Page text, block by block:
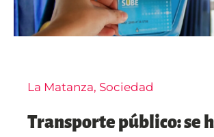
La Matanza, Sociedad
Transporte público: se